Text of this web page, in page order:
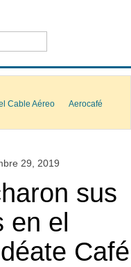
Cable Aéreo
Aerocafé
29, 2019
sus
en el
Café